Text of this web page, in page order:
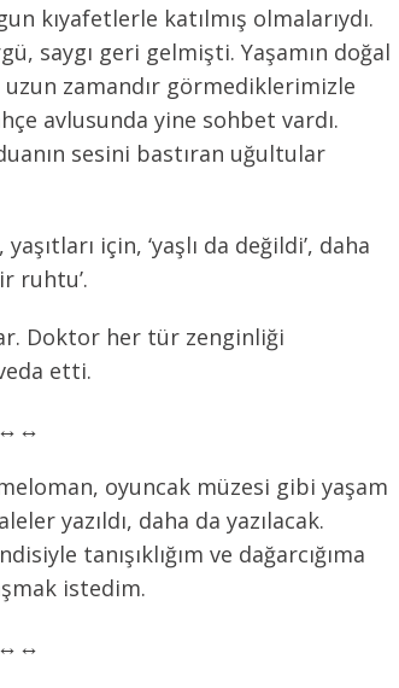
kıyafetlerle katılmış olmalarıydı.
saygı geri gelmişti. Yaşamın doğal
zamandır görmediklerimizle
avlusunda yine sohbet vardı.
sesini bastıran uğultular
için, ‘yaşlı da değildi’, daha
ruhtu’.
Doktor her tür zenginliği
etti.
oyuncak müzesi gibi yaşam
yazıldı, daha da yazılacak.
tanışıklığım ve dağarcığıma
istedim.